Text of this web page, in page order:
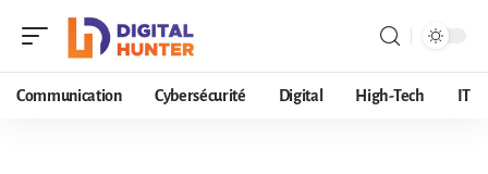
Communication Cybersécurité Digital High-Tech IT